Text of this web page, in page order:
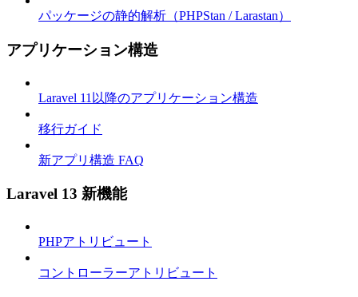
パッケージの静的解析（PHPStan / Larastan）
アプリケーション構造
Laravel 11以降のアプリケーション構造
移行ガイド
新アプリ構造 FAQ
Laravel 13 新機能
PHPアトリビュート
コントローラーアトリビュート